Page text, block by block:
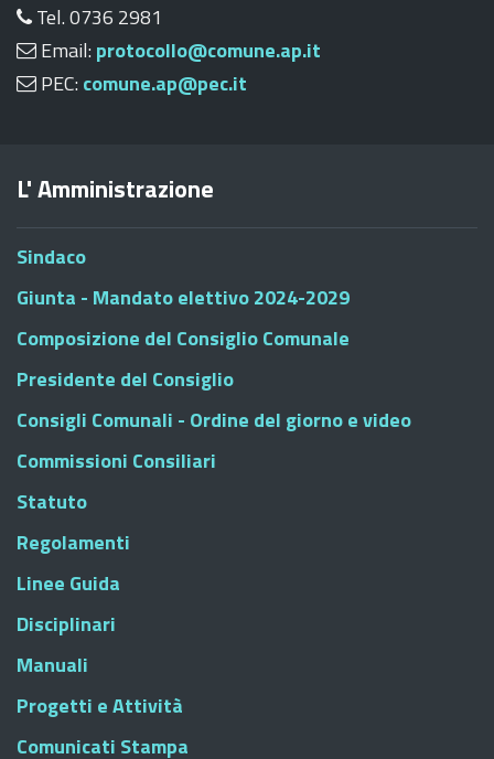
Tel. 0736 2981
Email: protocollo@comune.ap.it
PEC: comune.ap@pec.it
L' Amministrazione
Sindaco
Giunta - Mandato elettivo 2024-2029
Composizione del Consiglio Comunale
Presidente del Consiglio
Consigli Comunali - Ordine del giorno e video
Commissioni Consiliari
Statuto
Regolamenti
Linee Guida
Disciplinari
Manuali
Progetti e Attività
Comunicati Stampa